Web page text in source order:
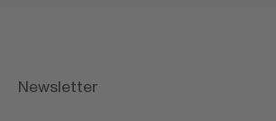
Newsletter